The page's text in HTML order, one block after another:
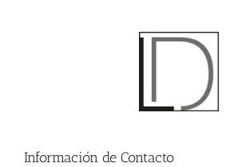
Información de Contacto